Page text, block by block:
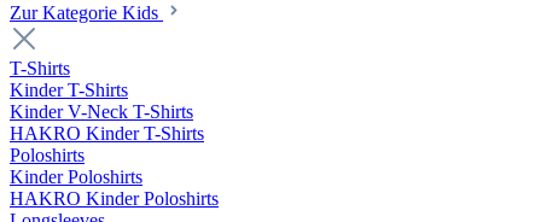
Zur Kategorie Kids
T-Shirts
Kinder T-Shirts
Kinder V-Neck T-Shirts
HAKRO Kinder T-Shirts
Poloshirts
Kinder Poloshirts
HAKRO Kinder Poloshirts